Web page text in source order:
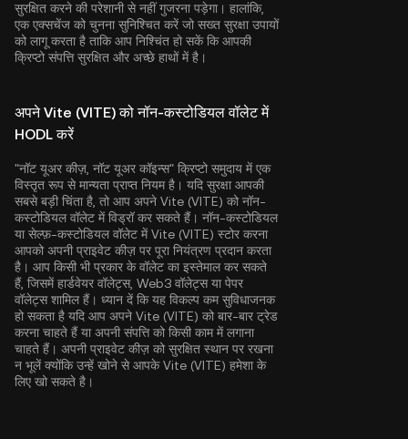
सुरक्षित करने की परेशानी से नहीं गुजरना पड़ेगा। हालांकि,
एक एक्सचेंज को चुनना सुनिश्चित करें जो सख्त सुरक्षा उपायों
को लागू करता है ताकि आप निश्चिंत हो सकें कि आपकी
क्रिप्टो संपत्ति सुरक्षित और अच्छे हाथों में है।
अपने Vite (VITE) को नॉन-कस्टोडियल वॉलेट में
HODL करें
"नॉट यूअर कीज़, नॉट यूअर कॉइन्स" क्रिप्टो समुदाय में एक
विस्तृत रूप से मान्यता प्राप्त नियम है। यदि सुरक्षा आपकी
सबसे बड़ी चिंता है, तो आप अपने Vite (VITE) को नॉन-
कस्टोडियल वॉलेट में विड्रॉ कर सकते हैं। नॉन-कस्टोडियल
या सेल्फ़-कस्टोडियल वॉलेट में Vite (VITE) स्टोर करना
आपको अपनी प्राइवेट कीज़ पर पूरा नियंत्रण प्रदान करता
है। आप किसी भी प्रकार के वॉलेट का इस्तेमाल कर सकते
हैं, जिसमें हार्डवेयर वॉलेट्स, Web3 वॉलेट्स या पेपर
वॉलेट्स शामिल हैं। ध्यान दें कि यह विकल्प कम सुविधाजनक
हो सकता है यदि आप अपने Vite (VITE) को बार-बार ट्रेड
करना चाहते हैं या अपनी संपत्ति को किसी काम में लगाना
चाहते हैं। अपनी प्राइवेट कीज़ को सुरक्षित स्थान पर रखना
न भूलें क्योंकि उन्हें खोने से आपके Vite (VITE) हमेशा के
लिए खो सकते है।